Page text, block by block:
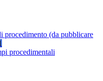
procedimento (da pubblicare
procedimentali